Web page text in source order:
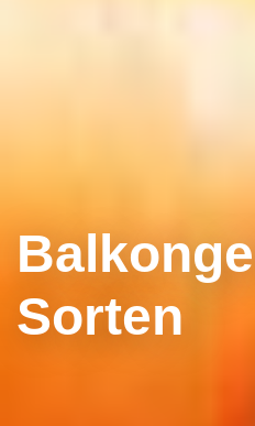
Sorten